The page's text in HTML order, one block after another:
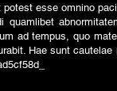
esse omnino
quamlibet
ad tempus, quo
Hae sunt cautelae